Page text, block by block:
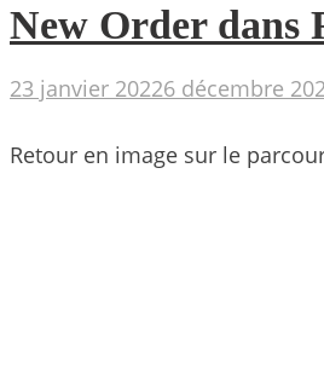
New Order dans
23 janvier 20226 décembre
Retour en image sur le